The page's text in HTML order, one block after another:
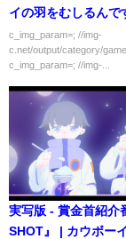
イの羽をむしるんで
c_img_param=; //img-
c.net/output/category/
c_img_param=; //img-...
実写版 - 賞金首紹介
SHOT』 | カウボー